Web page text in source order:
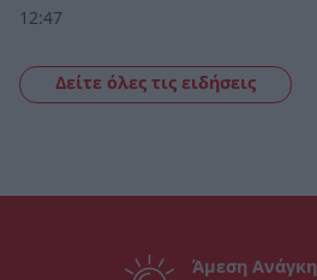
12:47
Δείτε όλες τις ειδήσεις
Άμεση Ανάγκη